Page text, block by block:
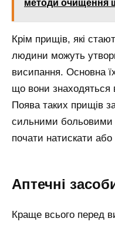
методи очищення
Крім прищів, які
людини можуть
висипання. Основна
що вони знаходяться
Поява таких прищів
сильними больовими
почати натискати або
Аптечні
Краще всього перед